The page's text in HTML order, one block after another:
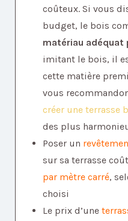
coûteux. Si vous
budget, le bois
matériau adéquat
imitant le bois, il
cette matière
vous
créer une terrasse
des plus
Poser un
sur sa terrasse
par mètre carré,
choisi
Le prix d’une